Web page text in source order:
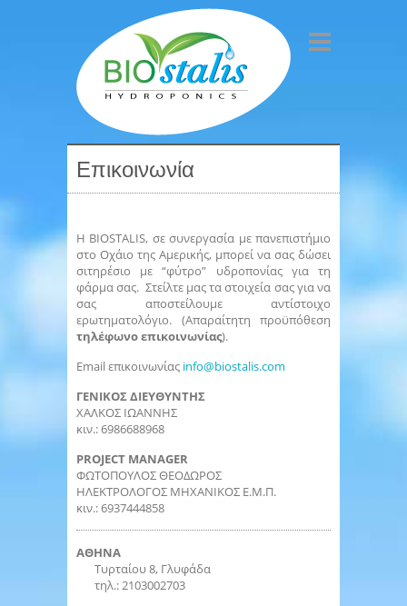
Επικοινωνία
Η BIOSTALIS, σε συνεργασία με πανεπιστήμιο
στο Οχάιο της Αμερικής, μπορεί να σας δώσει
σιτηρέσιο με “φύτρο” υδροπονίας για τη
φάρμα σας. Στείλτε μας τα στοιχεία σας για να
σας αποστείλουμε αντίστοιχο
ερωτηματολόγιο. (Απαραίτητη προϋπόθεση
τηλέφωνο επικοινωνίας).
Email επικοινωνίας info@biostalis.com
ΓΕΝΙΚΟΣ ΔΙΕΥΘΥΝΤΗΣ
ΧΑΛΚΟΣ ΙΩΑΝΝΗΣ
κιν.: 6986688968
PROJECT MANAGER
ΦΩΤΟΠΟΥΛΟΣ ΘΕΟΔΩΡΟΣ
ΗΛΕΚΤΡΟΛΟΓΟΣ ΜΗΧΑΝΙΚΟΣ Ε.Μ.Π.
κιν.: 6937444858
ΑΘΗΝΑ
Τυρταίου 8, Γλυφάδα
τηλ.: 2103002703